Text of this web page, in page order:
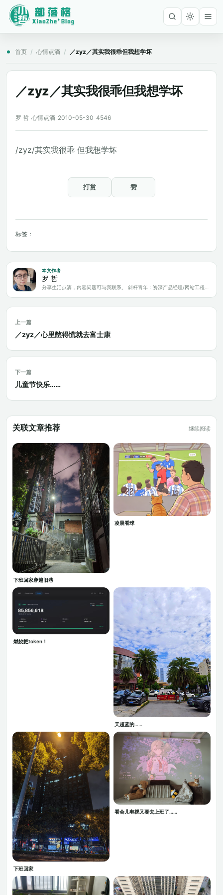
首页 / 心情点滴 / ／zyz／其实我很乖但我想学坏
／zyz／其实我很乖但我想学坏
罗 哲 心情点滴 2010-05-30 4546
/zyz/其实我很乖 但我想学坏
打赏 赞
标签：
本文作者
罗 哲
上一篇
／zyz／心里憋得慌就去富士康
下一篇
儿童节快乐……
关联文章推荐 继续阅读
下班回家穿越旧巷
凌晨看球
燃烧把token！
天超蓝的……
下班回家
看会儿电视又要去上班了……